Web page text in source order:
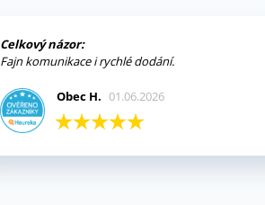
Celkový názor:
Fajn komunikace i rychlé dodání.
Obec H. 01.06.2026